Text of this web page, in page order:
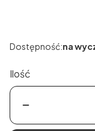
Dostępność:na
Ilość